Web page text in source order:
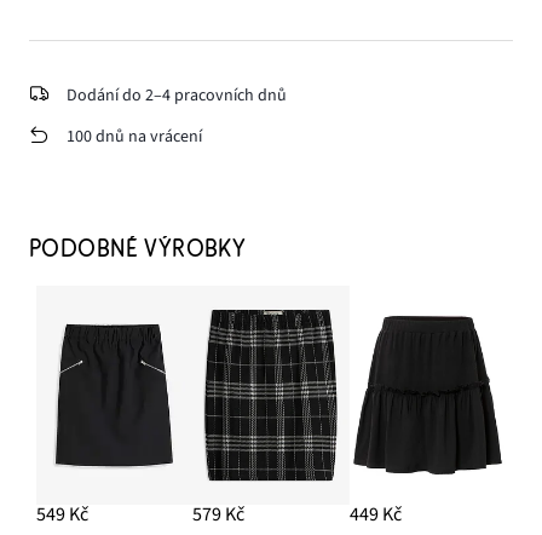
Dodání do 2–4 pracovních dnů
100 dnů na vrácení
PODOBNÉ VÝROBKY
549 Kč 579 Kč 449 Kč